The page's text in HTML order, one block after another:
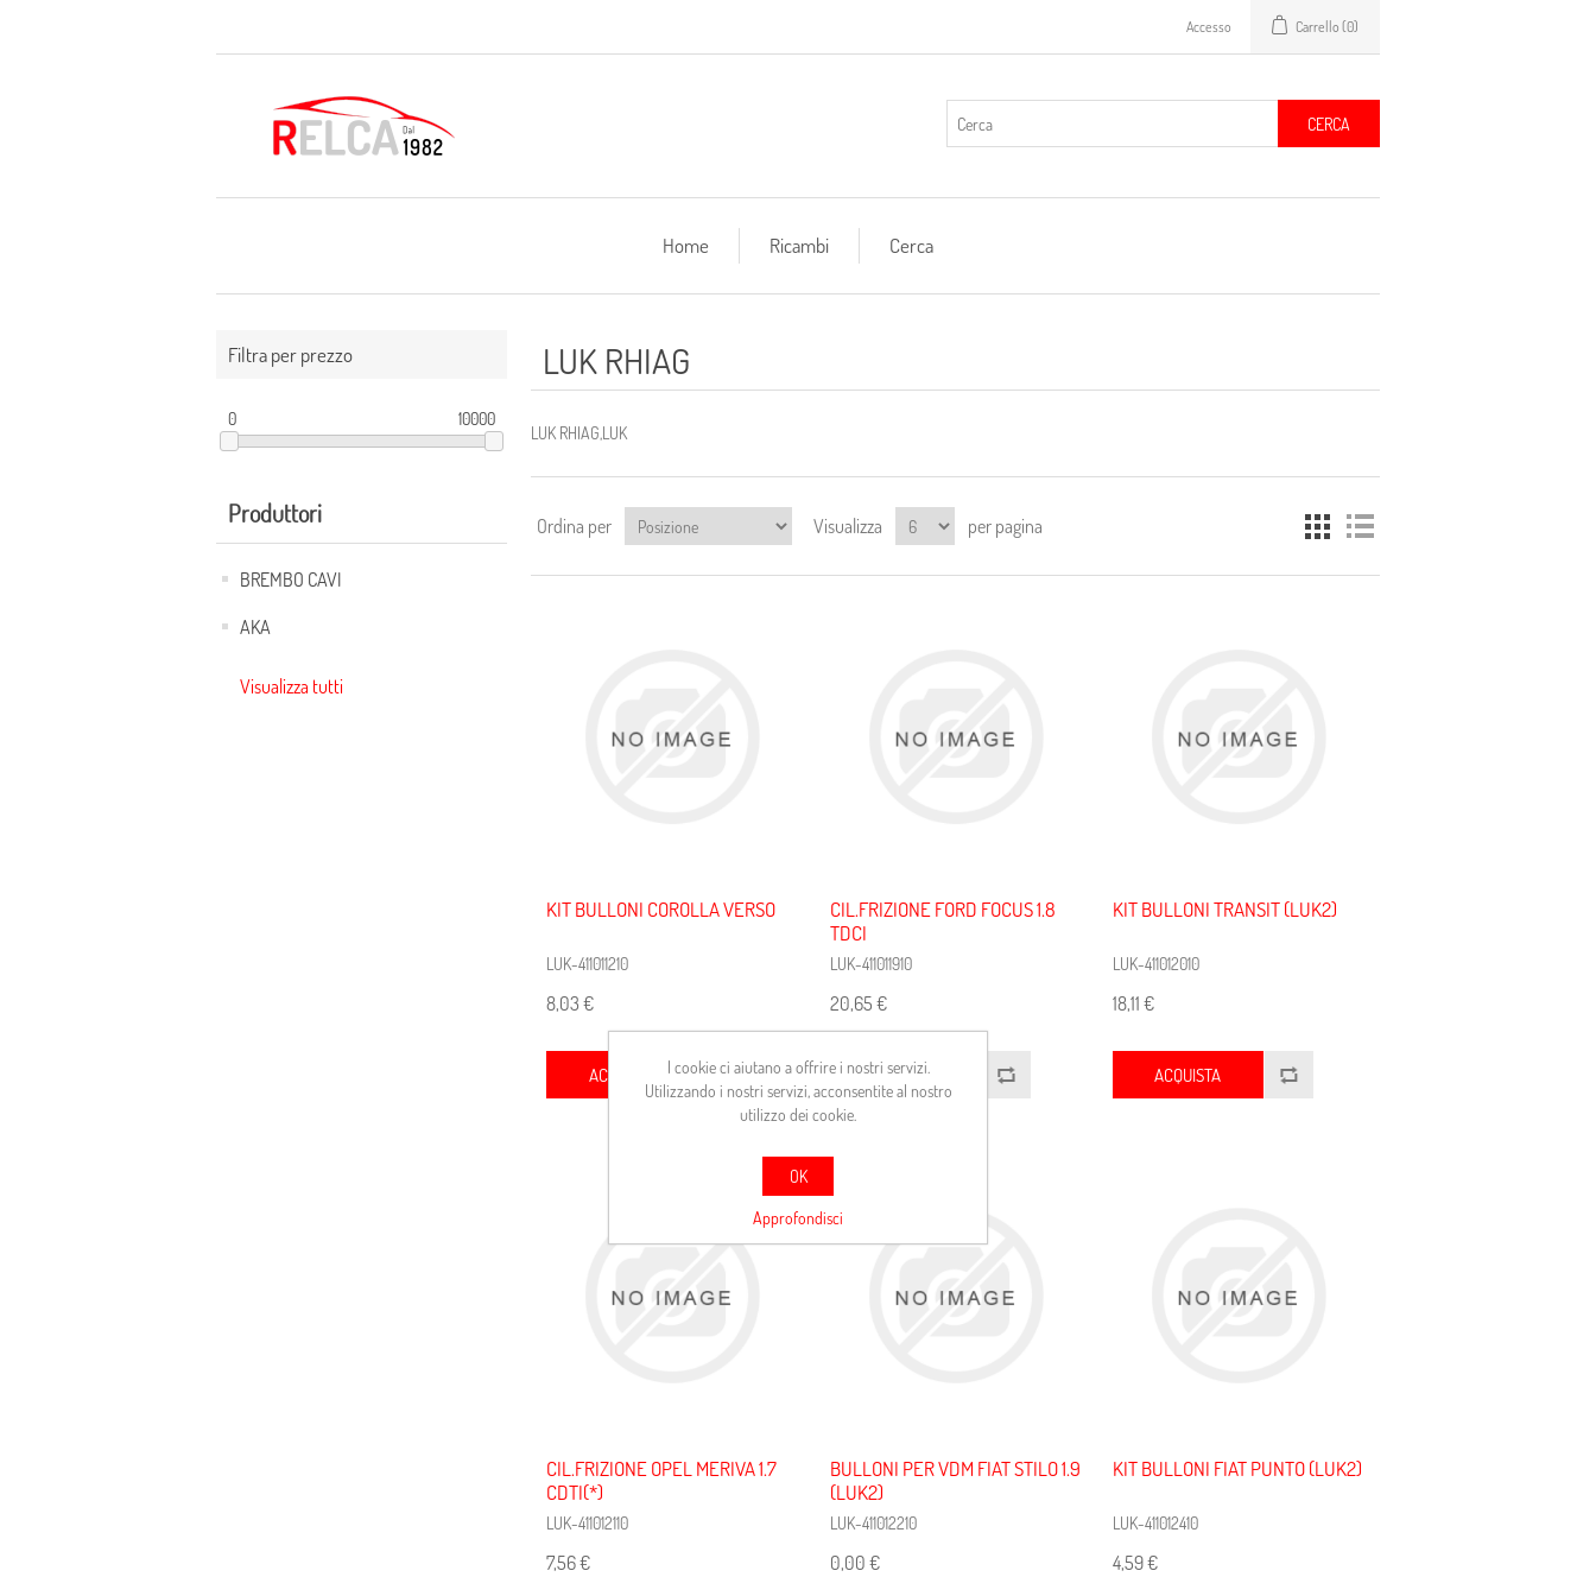
Accesso Carrello (0)
CERCA
Home Ricambi Cerca
Filtra per prezzo
0 10000
Produttori
BREMBO CAVI
AKA
Visualizza tutti
LUK RHIAG
LUK RHIAG,LUK
Ordina per Visualizza per pagina
KIT BULLONI COROLLA VERSO
LUK-411011210
8,03 €
ACQUISTA
CIL.FRIZIONE FORD FOCUS 1.8
TDCI
LUK-411011910
20,65 €
ACQUISTA
KIT BULLONI TRANSIT (LUK2)
LUK-411012010
18,11 €
ACQUISTA
CIL.FRIZIONE OPEL MERIVA 1.7
CDTI(*)
LUK-411012110
7,56 €
BULLONI PER VDM FIAT STILO 1.9
(LUK2)
LUK-411012210
0,00 €
KIT BULLONI FIAT PUNTO (LUK2)
LUK-411012410
4,59 €
I cookie ci aiutano a offrire i nostri servizi.
Utilizzando i nostri servizi, acconsentite al nostro
utilizzo dei cookie.
OK
Approfondisci